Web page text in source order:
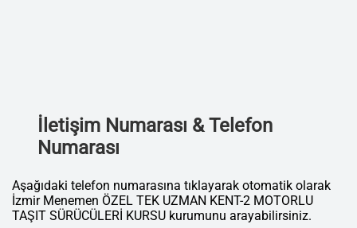
İletişim Numarası & Telefon
Numarası
Aşağıdaki telefon numarasına tıklayarak otomatik olarak
İzmir Menemen ÖZEL TEK UZMAN KENT-2 MOTORLU
TAŞIT SÜRÜCÜLERİ KURSU kurumunu arayabilirsiniz.